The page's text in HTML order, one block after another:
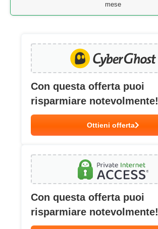
mese
Con questa offerta puoi
risparmiare notevolmente!
Ottieni offerta
Con questa offerta puoi
risparmiare notevolmente!